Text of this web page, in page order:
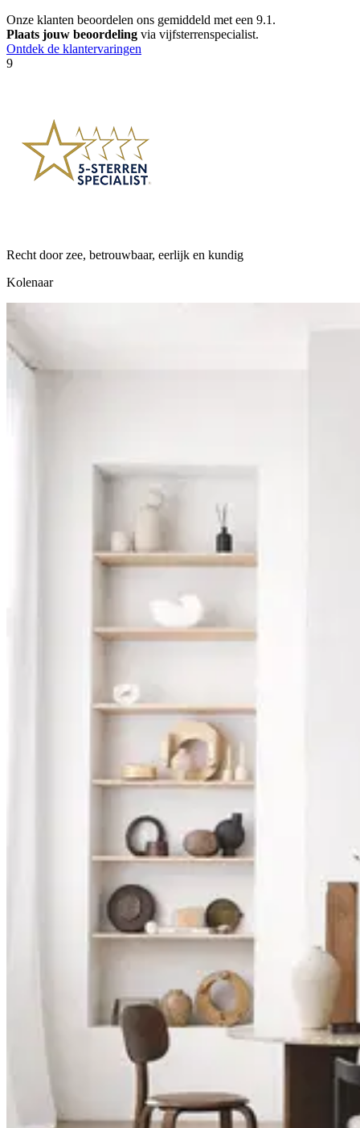
Onze klanten beoordelen ons gemiddeld met een 9.1.
Plaats jouw beoordeling via vijfsterrenspecialist.
Ontdek de klantervaringen
9
Recht door zee, betrouwbaar, eerlijk en kundig
Kolenaar